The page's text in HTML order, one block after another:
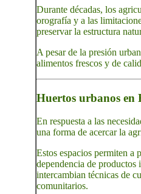
Durante décadas, los
orografía y a las
preservar la estructura
A pesar de la presión
alimentos frescos y de
Huertos urbanos en
En respuesta a las
una forma de acercar la
Estos espacios permiten a
dependencia de productos
intercambian técnicas de
comunitarios.